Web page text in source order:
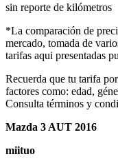
sin reporte de kilómetros
*La comparación de
mercado, tomada de
tarifas aqui presentadas
Recuerda que tu tarifa
factores como: edad,
Consulta términos y
Mazda 3 AUT 2016
miituo